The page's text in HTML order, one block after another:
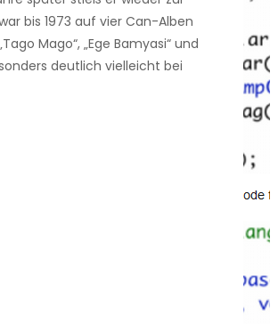
bis 1973 auf vier Can-Alben
Mago“, „Ege Bamyasi“ und
deutlich vielleicht bei